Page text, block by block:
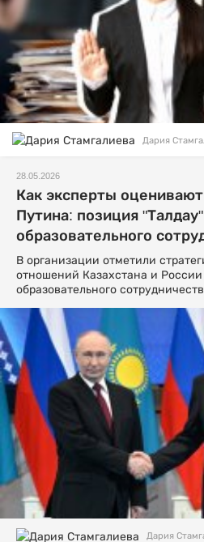
Дария
28.05.2026
Как эксперты
Путина: позиция
образовательного
В организации отметили
отношений Казахстана и
образовательного
Дария